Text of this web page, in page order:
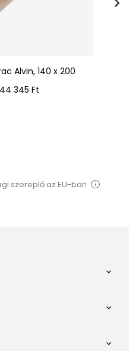
Alvin, 140 x 200
345 Ft
szereplő az EU-ban


